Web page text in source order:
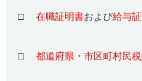
□ 在職証明書および給与
□ 都道府県・市区町村民